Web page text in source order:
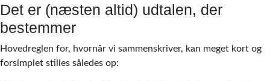
Det er (næsten altid) udtalen, der
bestemmer
Hovedreglen for, hvornår vi sammenskriver, kan meget kort og
forsimplet stilles således op: